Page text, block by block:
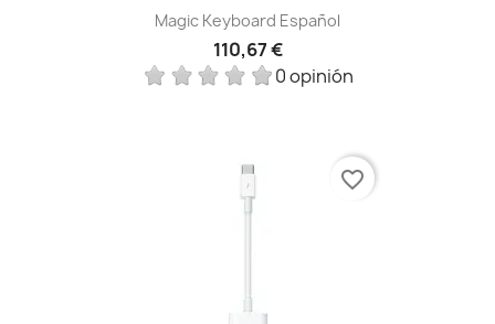
Magic Keyboard Español
110,67 €
0 opinión
favorite_border